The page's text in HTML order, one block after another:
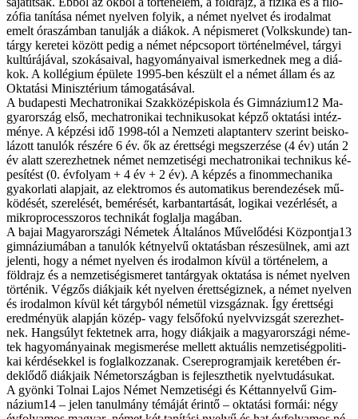
zó­fia ta­ní­tá­sa né­met nyel­ven fo­lyik, a né­met nyel­vet és iro­dal­mat
emelt óra­szám­ban ta­nul­ják a di­á­kok. A nép­is­me­ret (Volkskunde) tan­
tárgy ke­re­tei kö­zött pe­dig a né­met nép­cso­port tör­té­nel­mé­vel, tár­gyi
kul­tú­rá­já­val, szo­ká­sa­i­val, ha­gyo­má­nya­i­val is­mer­ked­nek meg a di­á­
kok. A kol­lé­gi­um épü­le­te 1995-ben ké­szült el a né­met ál­lam és az
Ok­ta­tá­si Mi­nisz­té­ri­um tá­mo­ga­tá­sá­val.
A bu­da­pes­ti Mec­ha­tro­ni­kai Szak­kö­zép­is­ko­la és Gim­náz­i­um12 Ma­
gyar­or­szág el­ső, mec­ha­tro­ni­kai tech­ni­ku­so­kat kép­ző ok­ta­tá­si in­téz­
mé­nye. A kép­zé­si idő 1998-tól a Nem­ze­ti alap­tan­terv sze­rint be­is­ko­
lá­zott ta­nu­lók ré­szé­re 6 év. ők az érett­sé­gi meg­szer­zé­se (4 év) után 2
év alatt sze­rez­het­nek né­met nem­ze­ti­sé­gi mec­ha­tro­ni­kai tech­ni­kus ké­
pe­sí­tést (0. év­fo­lyam + 4 év + 2 év). A kép­zés a fi­nom­me­cha­ni­ka
gya­kor­la­ti alap­ja­it, az elekt­ro­mos és au­to­ma­ti­kus be­ren­de­zé­sek mű­
kö­dé­sét, sze­re­lé­sét, be­mé­ré­sét, kar­ban­tar­tá­sát, lo­gi­kai ve­zér­lé­sét, a
mik­ro­pro­ces­­szo­ros tech­ni­kát fog­lal­ja ma­gá­ban.
A ba­jai Ma­gyar­or­szá­gi Né­me­tek Ál­ta­lá­nos Mű­ve­lő­dé­si Közpon­t­ja13
gim­ná­zi­u­má­ban a ta­nu­lók két­nyel­vű ok­ta­tás­ban ré­sze­sül­nek, ami azt
je­len­ti, hogy a né­met nyel­ven és iro­dal­mon kí­vül a tör­té­ne­lem, a
föld­rajz és a nem­ze­ti­ség­is­me­ret tan­tár­gyak ok­ta­tá­sa is né­met nyel­ven
tör­té­nik. Vég­zős di­ák­ja­ik két nyel­ven érett­sé­giz­nek, a né­met nyel­ven
és iro­dal­mon kí­vül két tárgy­ból né­me­tül vizs­gáz­nak. Így érett­sé­gi
ered­mé­nyük alap­ján kö­zép- vagy fel­ső­fo­kú nyelv­vizs­gát sze­rez­het­
nek. Hang­súlyt fek­tet­nek ar­ra, hogy di­ák­ja­ik a ma­gyar­or­szá­gi né­me­
tek ha­gyo­má­nya­i­nak meg­is­me­ré­se mel­lett ak­tu­á­lis nem­ze­ti­ség­po­li­ti­
kai kér­dé­sek­kel is fog­lal­koz­za­nak. Cse­re­prog­ram­ja­ik ke­re­té­ben ér­
dek­lő­dő di­ák­ja­ik Né­met­or­szág­ban is fej­leszt­he­tik nyelv­tu­dá­su­kat.
A gyön­ki Tol­nai La­jos Né­met Nem­ze­ti­sé­gi és Két­tan­nyelvű Gim­
náz­i­um14 – je­len ta­nul­mány té­má­ját érin­tő – ok­ta­tá­si for­mái: négy